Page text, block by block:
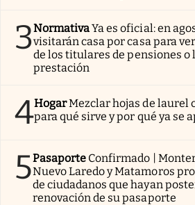
3NormativaYa es oficial: en
visitarán casa por casa para
de los titulares de pensiones o
prestación
4HogarMezclar hojas de laurel
para qué sirve y por qué ya se
5Pasaporte Confirmado |
Nuevo Laredo y Matamoros
de ciudadanos que hayan
renovación de su pasaporte